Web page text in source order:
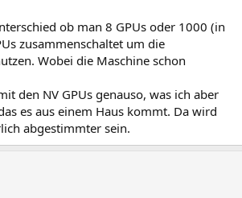
ob man 8 GPUs oder 1000 (in
zusammenschaltet um die
Wobei die Maschine schon
den NV GPUs genauso, was ich aber
es aus einem Haus kommt. Da wird
abgestimmter sein.